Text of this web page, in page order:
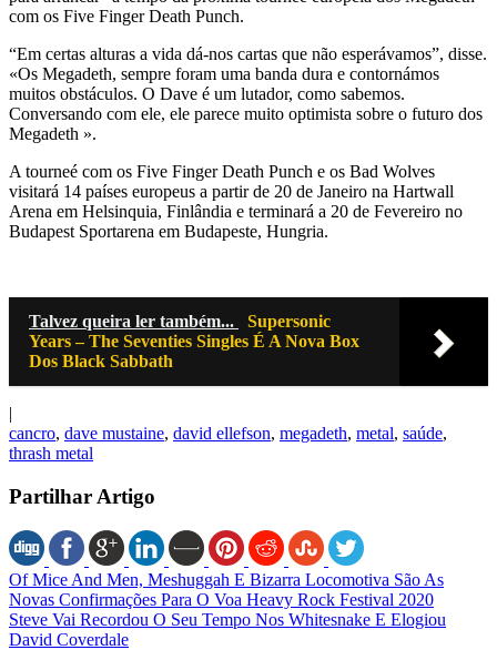
com os Five Finger Death Punch.
“Em certas alturas a vida dá-nos cartas que não esperávamos”, disse.
«Os Megadeth, sempre foram uma banda dura e contornámos
muitos obstáculos. O Dave é um lutador, como sabemos.
Conversando com ele, ele parece muito optimista sobre o futuro dos
Megadeth ».
A tourneé com os Five Finger Death Punch e os Bad Wolves
visitará 14 países europeus a partir de 20 de Janeiro na Hartwall
Arena em Helsinquia, Finlândia e terminará a 20 de Fevereiro no
Budapest Sportarena em Budapeste, Hungria.
Talvez queira ler também...
Supersonic
Years – The Seventies Singles É A Nova Box
Dos Black Sabbath
|
cancro, dave mustaine, david ellefson, megadeth, metal, saúde,
thrash metal
Partilhar Artigo
Of Mice And Men, Meshuggah E Bizarra Locomotiva São As
Novas Confirmações Para O Voa Heavy Rock Festival 2020
Steve Vai Recordou O Seu Tempo Nos Whitesnake E Elogiou
David Coverdale